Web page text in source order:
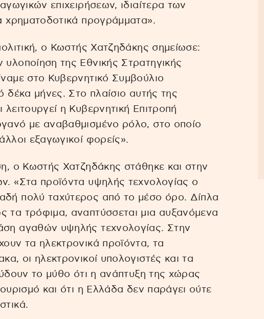
επιχειρήσεων, ιδιαίτερα των
χρηματοδοτικά προγράμματα».
ο Κωστής Χατζηδάκης σημείωσε:
της Εθνικής Στρατηγικής
στο Κυβερνητικό Συμβούλιο
δέκα μήνες. Στο πλαίσιο αυτής της
η Κυβερνητική Επιτροπή
με αναβαθμισμένο ρόλο, στο οποίο
εξαγωγικοί φορείς».
ο Κωστής Χατζηδάκης στάθηκε και στην
«Στα προϊόντα υψηλής τεχνολογίας ο
πολύ ταχύτερος από το μέσο όρο. Δίπλα
τα τρόφιμα, αναπτύσσεται μια αυξανόμενα
αγαθών υψηλής τεχνολογίας. Στην
τα ηλεκτρονικά προϊόντα, τα
οι ηλεκτρονικοί υπολογιστές και τα
το μύθο ότι η ανάπτυξη της χώρας
και ότι η Ελλάδα δεν παράγει ούτε